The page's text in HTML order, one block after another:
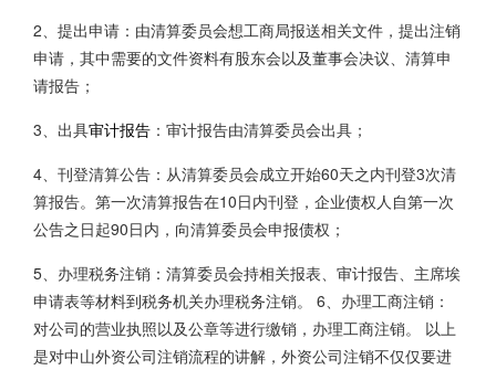
2、提出申请：由清算委员会想工商局报送相关文件，提出注销
申请，其中需要的文件资料有股东会以及董事会决议、清算申
请报告；
3、出具审计报告 ：审计报告由清算委员会出具；
4、刊登清算公告：从清算委员会成立开始60天之内刊登3次清
算报告。第一次清算报告在10日内刊登，企业债权人自第一次
公告之日起90日内，向清算委员会申报债权；
5、办理税务注销：清算委员会持相关报表、审计报告、主席埃
申请表等材料到税务机关办理税务注销。 6、办理工商注销：
对公司的营业执照以及公章等进行缴销，办理工商注销。 以上
是对中山外资公司注销流程的讲解，外资公司注销不仅仅要进